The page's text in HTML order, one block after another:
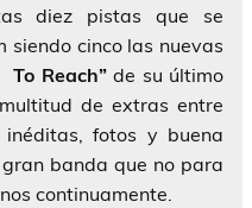
diez pistas que se
siendo cinco las nuevas
To Reach”de su último
de extras entre
inéditas, fotos y buena
banda que no para
continuamente.